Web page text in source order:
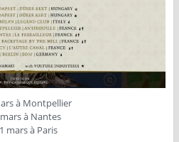
à Montpellier
à Nantes
mars à Paris